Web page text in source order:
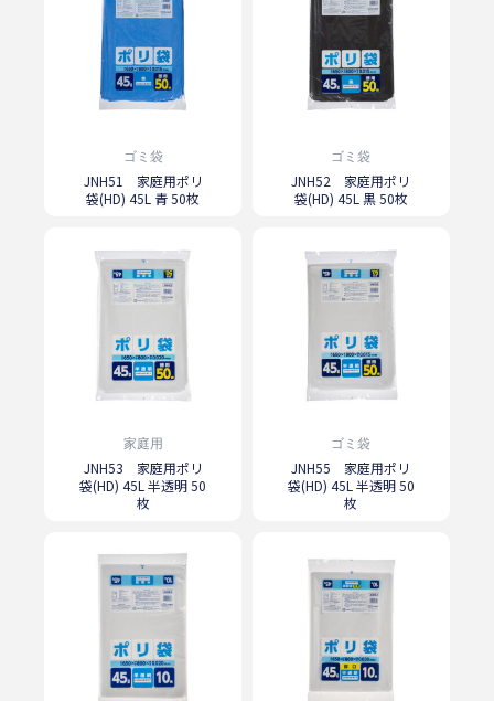
ゴミ袋
JNH51 家庭用ポリ
袋(HD) 45L 青 50枚
ゴミ袋
JNH52 家庭用ポリ
袋(HD) 45L 黒 50枚
家庭用
JNH53 家庭用ポリ
袋(HD) 45L 半透明 50
枚
ゴミ袋
JNH55 家庭用ポリ
袋(HD) 45L 半透明 50
枚